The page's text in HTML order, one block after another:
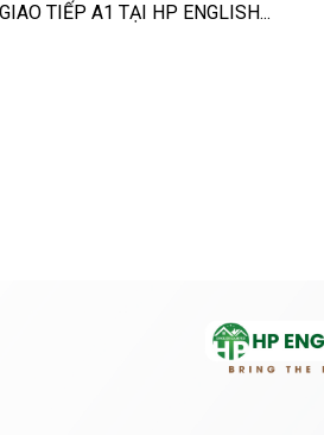
TIẾP A1 TẠI HP ENGLISH...